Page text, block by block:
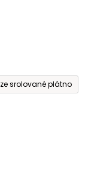
srolované plátno